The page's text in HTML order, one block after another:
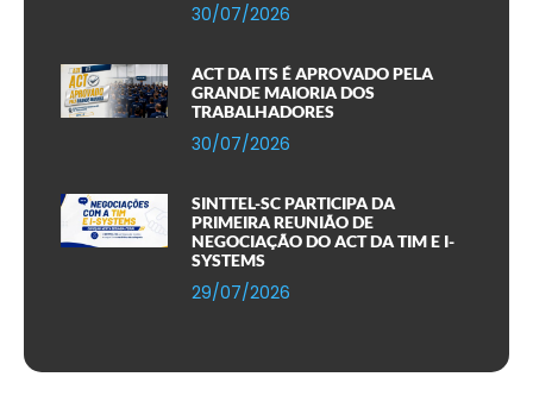
30/07/2026
ACT DA ITS É APROVADO PELA
GRANDE MAIORIA DOS
TRABALHADORES
30/07/2026
SINTTEL-SC PARTICIPA DA
PRIMEIRA REUNIÃO DE
NEGOCIAÇÃO DO ACT DA TIM E I-
SYSTEMS
29/07/2026